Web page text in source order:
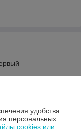
удобства
персональных
cookies или